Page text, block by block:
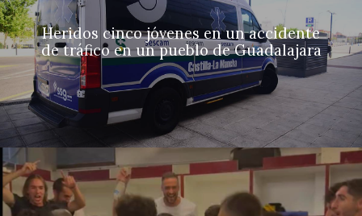
Heridos cinco jóvenes en un accidente
de tráfico en un pueblo de Guadalajara